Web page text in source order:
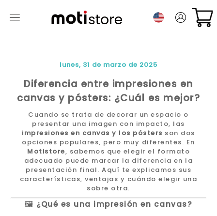
lunes, 31 de marzo de 2025
Diferencia entre impresiones en
canvas y pósters: ¿Cuál es mejor?
Cuando se trata de decorar un espacio o
presentar una imagen con impacto, las
impresiones en canvas y los pósters son dos
opciones populares, pero muy diferentes. En
Motistore, sabemos que elegir el formato
adecuado puede marcar la diferencia en la
presentación final. Aquí te explicamos sus
características, ventajas y cuándo elegir una
sobre otra.
🖼️ ¿Qué es una impresión en canvas?